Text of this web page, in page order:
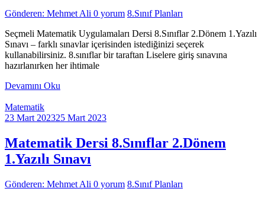
Gönderen: Mehmet Ali 0 yorum 8.Sınıf Planları
Seçmeli Matematik Uygulamaları Dersi 8.Sınıflar 2.Dönem 1.Yazılı
Sınavı – farklı sınavlar içerisinden istediğinizi seçerek
kullanabilirsiniz. 8.sınıflar bir taraftan Liselere giriş sınavına
hazırlanırken her ihtimale
Devamını Oku
Matematik
23 Mart 202325 Mart 2023
Matematik Dersi 8.Sınıflar 2.Dönem
1.Yazılı Sınavı
Gönderen: Mehmet Ali 0 yorum 8.Sınıf Planları